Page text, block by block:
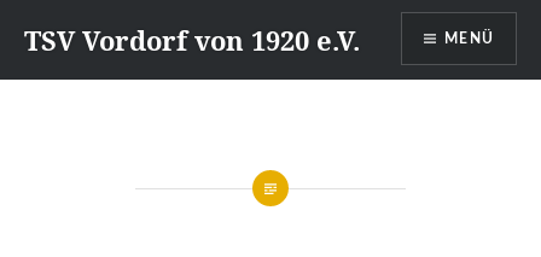
zumTSV Vordorf von 1920 e.V. MENÜ